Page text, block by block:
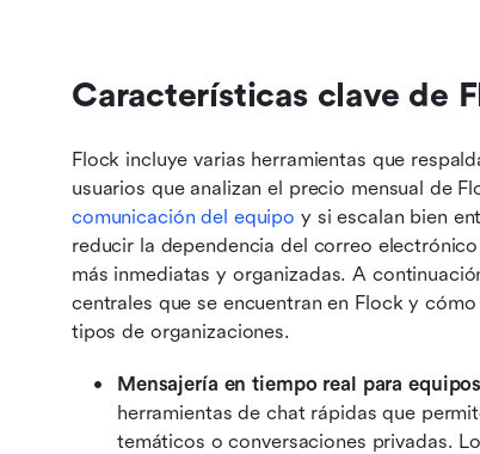
Características clave de
Flock incluye varias herramientas que
comunicación del equipo y si escalan bien
reducir la dependencia del correo
más inmediatas y organizadas. A
centrales que se encuentran en Flock y
tipos de organizaciones.
Mensajería en tiempo real para
herramientas de chat rápidas que
temáticos o conversaciones privadas.